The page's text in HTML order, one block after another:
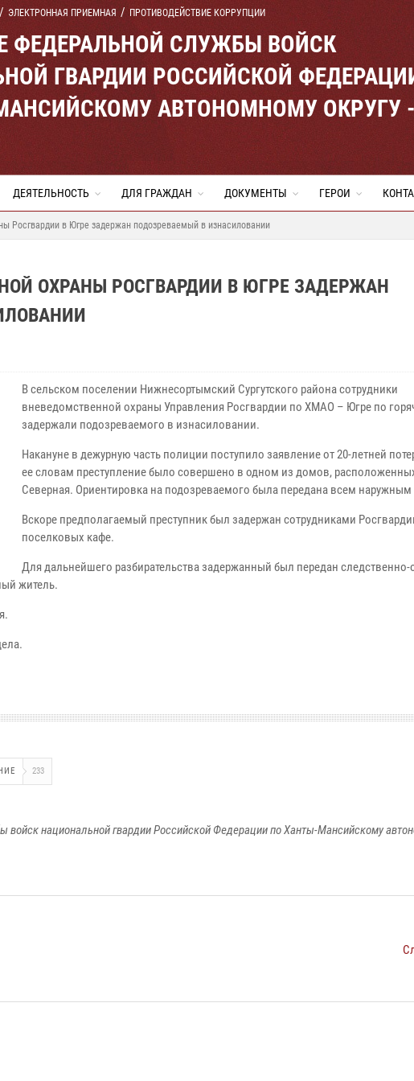
ЭЛЕКТРОННАЯ ПРИЕМНАЯ ПРОТИВОДЕЙСТВИЕ КОРРУПЦИИ
ФЕДЕРАЛЬНОЙ СЛУЖБЫ ВОЙСК
ГВАРДИИ РОССИЙСКОЙ
АВТОНОМНОМУ ОКРУГУ -
ДЕЯТЕЛЬНОСТЬ ДЛЯ ГРАЖДАН ДОКУМЕНТЫ ГЕРОИ
Росгвардии в Югре задержан подозреваемый в изнасиловании
ОХРАНЫ РОСГВАРДИИ В ЮГРЕ ЗАДЕРЖАН
В сельском поселении Нижнесортымский Сургутского района сотрудники
вневедомственной охраны Управления Росгвардии по ХМАО – Югре по
задержали подозреваемого в изнасиловании.
Накануне в дежурную часть полиции поступило заявление от 20-летней
ее словам преступление было совершено в одном из домов,
Северная. Ориентировка на подозреваемого была передана всем
Вскоре предполагаемый преступник был задержан сотрудниками
поселковых кафе.
Для дальнейшего разбирательства задержанный был передан следственно-
житель.
233
национальной гвардии Российской Федерации по Ханты-Мансийскому